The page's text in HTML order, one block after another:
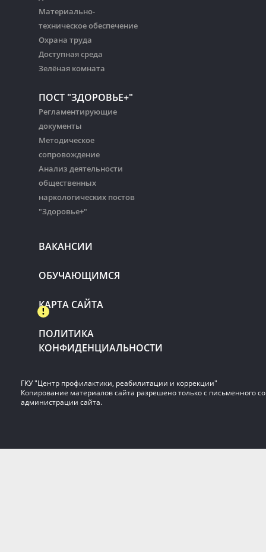
Материально-
техническое обеспечение
Охрана труда
Доступная среда
Зелёная комната
ПОСТ "ЗДОРОВЬЕ+"
Регламентирующие
документы
Методическое
сопровождение
Анализ деятельности
общественных
наркологических постов
"Здоровье+"
ВАКАНСИИ
ОБУЧАЮЩИМСЯ
КАРТА САЙТА
ПОЛИТИКА
КОНФИДЕНЦИАЛЬНОСТИ
ГКУ "Центр профилактики, реабилитации и коррекции"
Копирование материалов сайта разрешено только с письменного
администрации сайта.